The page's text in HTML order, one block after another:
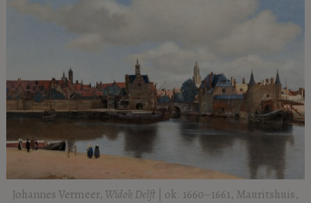
Johannes Vermeer, Widok Delft | ok. 1660–1661, Mauritshuis,